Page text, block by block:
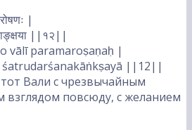
|
||१२||
vālī paramaroṣaṇaḥ |
śatrudarśanakāṅkṣayā ||12||
Вали с чрезвычайным
повсюду, с желанием